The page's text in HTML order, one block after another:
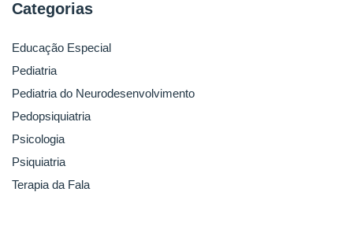
Categorias
Educação Especial
Pediatria
Pediatria do Neurodesenvolvimento
Pedopsiquiatria
Psicologia
Psiquiatria
Terapia da Fala